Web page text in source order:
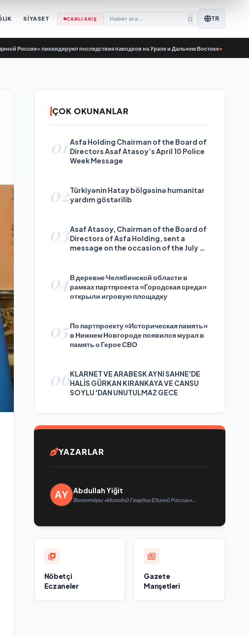
SİYASET CANLI AKIŞ TR
ликвидируют последствия паводков на Урале и Дальнем Востоке• Birleşik Rusya
ÇOK OKUNANLAR
01 Asfa Holding Chairman of the Board of
Directors Asaf Atasoy’s April 10 Police
Week Message
02Türkiyənin Hatay bölgəsinə humanitar
yardım göstərilib
03Asaf Atasoy, Chairman of the Board of
Directors of Asfa Holding, sent a
message on the occasion of the July 24
04В деревне Челябинской области в
рамках партпроекта «Городская среда»
открыли игровую площадку
05 По партпроекту «Историческая память»
в Нижнем Новгороде появился мурал в
память о Герое СВО
06KLARNET VE ARABESK AYNI SAHNE'DE
HALİS GÜRKAN KIRANKAYA VE CANSU
SOYLU 'DAN UNUTULMAZ GECE
YAZARLAR
Abdullah Yiğit
Волонтёры «Молодой Гвардии Единой России»
Nöbetçi
Eczaneler
Gazete
Manşetleri